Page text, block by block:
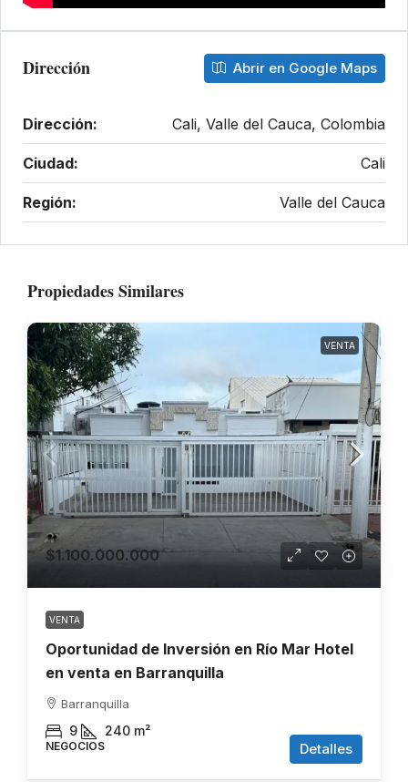
Dirección Abrir en Google Maps
Dirección: Cali, Valle del Cauca, Colombia
Ciudad: Cali
Región: Valle del Cauca
Propiedades Similares
VENTA
$1.100.000.000
VENTA
Oportunidad de Inversión en Río Mar Hotel
en venta en Barranquilla
Barranquilla
9 240 m²
NEGOCIOS Detalles